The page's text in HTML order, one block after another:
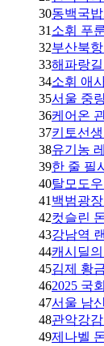
30동백국
31 소휘 푸
32부산북
33해파랑
34소휘 애
35서울 중
36케어온
37키토선
38유기농
39한 줄 필
40탈모도
41 백범광
42컷슬린
43강남역
44캐시딜
45김제 황
462025 국
47서울 남
48관악강
49제나벨